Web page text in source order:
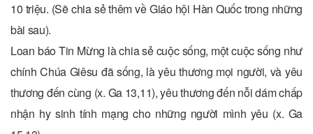
10 triệu. (Sẽ chia sẻ thêm về Giáo hội Hàn Quốc trong những
bài sau).
Loan báo Tin Mừng là chia sẻ cuộc sống, một cuộc sống như
chính Chúa Giêsu đã sống, là yêu thương mọi người, và yêu
thương đến cùng (x. Ga 13,11), yêu thương đến nỗi dám chấp
nhận hy sinh tính mạng cho những người mình yêu (x. Ga